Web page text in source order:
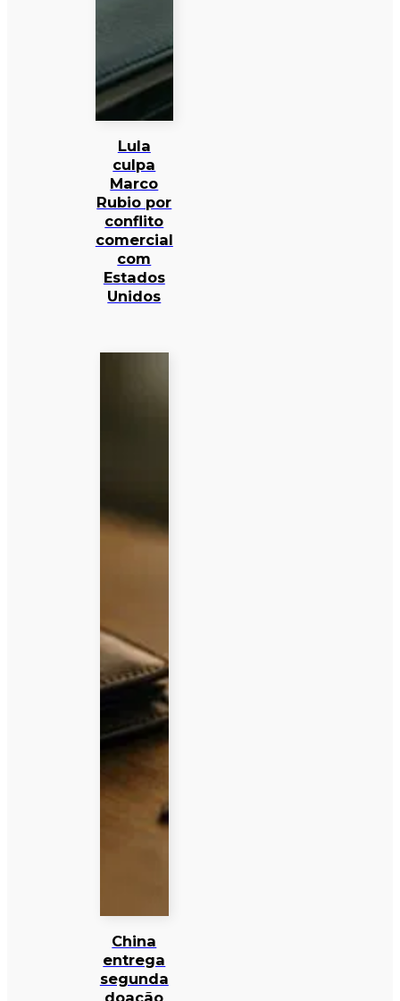
Lula
culpa
Marco
Rubio por
conflito
comercial
com
Estados
Unidos
China
entrega
segunda